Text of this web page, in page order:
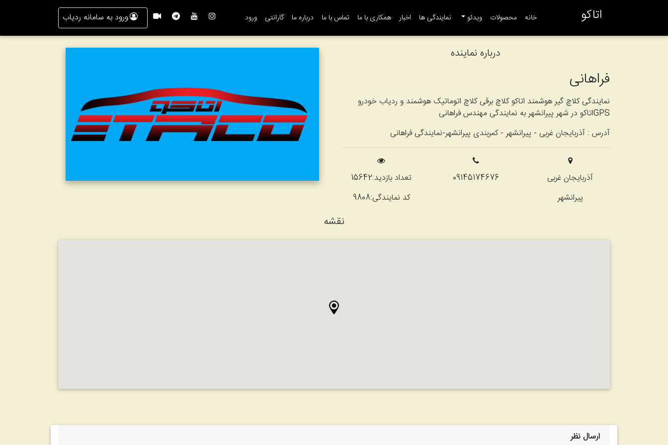
اتاکو خانه محصولات ویدئو نمایندگی ها اخبار همکاری با ما تماس با ما درباره ما گارانتی ورود ورود به سامانه ردیاب
درباره نماینده
فراهانی
نمایندگی کلاچ گیر هوشمند اتاکو کلاچ برقی کلاچ اتوماتیک هوشمند و ردیاب خودرو
GPSاتاکو در شهر پیرانشهر به نمایندگی مهندس فراهانی
آدرس : آذربایجان غربی - پیرانشهر - کمربندی پیرانشهر-نمایندگی فراهانی
آذربایجان غربی
پیرانشهر
09145174676 تعداد بازدید:15642
کد نمایندگی:9808
نقشه
ارسال نظر